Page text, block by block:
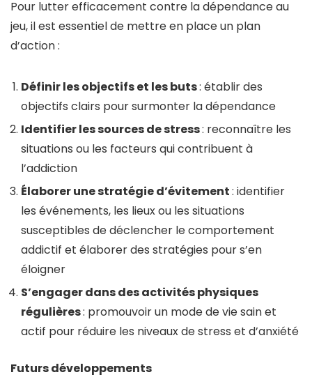
Pour lutter efficacement contre la dépendance au
jeu, il est essentiel de mettre en place un plan
d’action :
Définir les objectifs et les buts: établir des
objectifs clairs pour surmonter la dépendance
Identifier les sources de stress: reconnaître les
situations ou les facteurs qui contribuent à
l’addiction
Élaborer une stratégie d’évitement: identifier
les événements, les lieux ou les situations
susceptibles de déclencher le comportement
addictif et élaborer des stratégies pour s’en
éloigner
S’engager dans des activités physiques
régulières: promouvoir un mode de vie sain et
actif pour réduire les niveaux de stress et d’anxiété
Futurs développements